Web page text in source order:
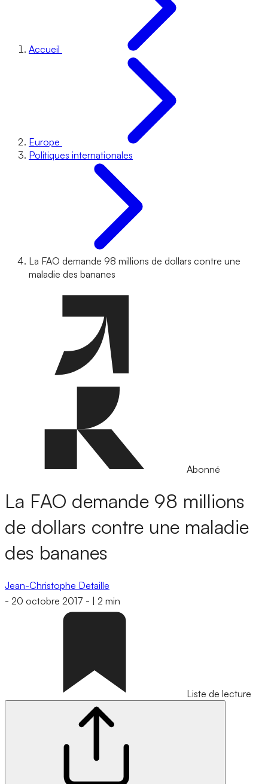
Accueil
Europe
Politiques internationales
La FAO demande 98 millions de dollars contre une
maladie des bananes
Abonné
La FAO demande 98 millions
de dollars contre une maladie
des bananes
Jean-Christophe Detaille
- 20 octobre 2017 - 2 min
Liste de lecture